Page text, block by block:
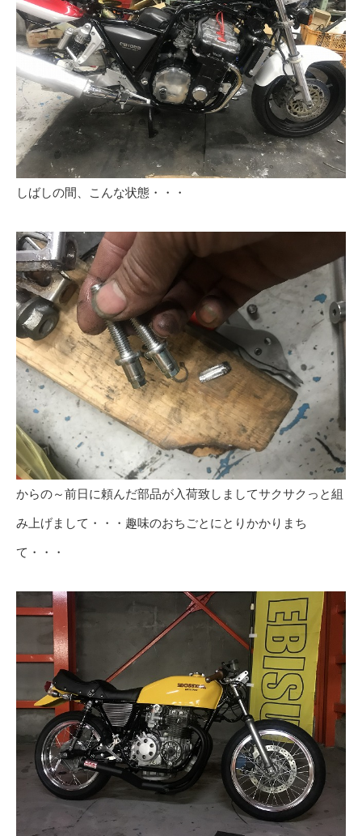
しばしの間、こんな状態・・・
からの～前日に頼んだ部品が入荷致しましてサクサクっと組
み上げまして・・・趣味のおちごとにとりかかりまち
て・・・